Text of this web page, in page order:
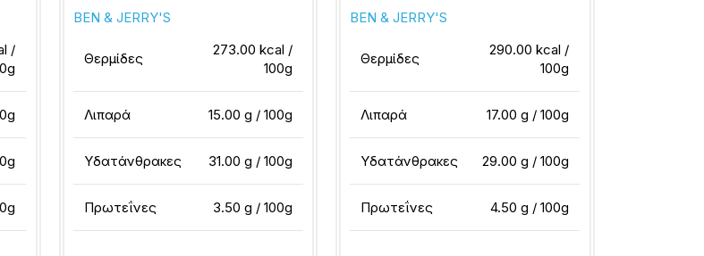
/
BEN & JERRY'S
Θερμίδες
273.00 kcal /
100g
Λιπαρά 15.00 g / 100g
Υδατάνθρακες 31.00 g / 100g
Πρωτεΐνες 3.50 g / 100g
BEN & JERRY'S
Θερμίδες
290.00 kcal /
100g
Λιπαρά 17.00 g / 100g
Υδατάνθρακες 29.00 g / 100g
Πρωτεΐνες 4.50 g / 100g